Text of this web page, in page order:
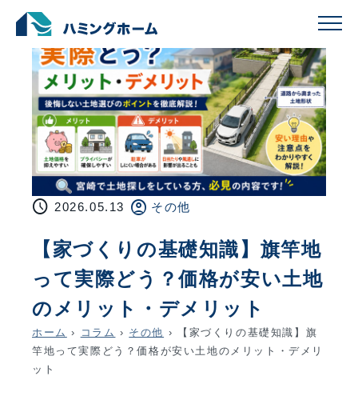
schedule 2026.05.13 account_circle その他
【家づくりの基礎知識】旗竿地
って実際どう？価格が安い土地
のメリット・デメリット
ホーム › コラム › その他 › 【家づくりの基礎知識】旗
竿地って実際どう？価格が安い土地のメリット・デメリ
ット